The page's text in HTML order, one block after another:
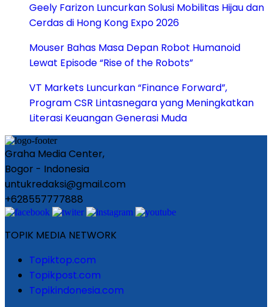
Geely Farizon Luncurkan Solusi Mobilitas Hijau dan
Cerdas di Hong Kong Expo 2026
Mouser Bahas Masa Depan Robot Humanoid
Lewat Episode “Rise of the Robots”
VT Markets Luncurkan “Finance Forward”,
Program CSR Lintasnegara yang Meningkatkan
Literasi Keuangan Generasi Muda
Graha Media Center,
Bogor - Indonesia
untukredaksi@gmail.com
+628557777888
TOPIK MEDIA NETWORK
Topiktop.com
Topikpost.com
Topikindonesia.com